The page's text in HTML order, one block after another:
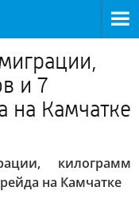
и 7
на Камчатке
килограмм
на Камчатке